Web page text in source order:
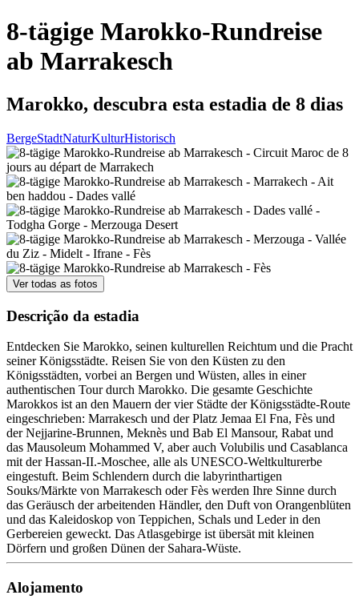
8-tägige Marokko-Rundreise
ab Marrakesch
Marokko, descubra esta estadia de 8 dias
BergeStadtNaturKulturHistorisch
Ver todas as fotos
Descrição da estadia
Entdecken Sie Marokko, seinen kulturellen Reichtum und die Pracht
seiner Königsstädte. Reisen Sie von den Küsten zu den
Königsstädten, vorbei an Bergen und Wüsten, alles in einer
authentischen Tour durch Marokko. Die gesamte Geschichte
Marokkos ist an den Mauern der vier Städte der Königsstädte-Route
eingeschrieben: Marrakesch und der Platz Jemaa El Fna, Fès und
der Nejjarine-Brunnen, Meknès und Bab El Mansour, Rabat und
das Mausoleum Mohammed V, aber auch Volubilis und Casablanca
mit der Hassan-II.-Moschee, alle als UNESCO-Weltkulturerbe
eingestuft. Beim Schlendern durch die labyrinthartigen
Souks/Märkte von Marrakesch oder Fès werden Ihre Sinne durch
das Geräusch der arbeitenden Händler, den Duft von Orangenblüten
und das Kaleidoskop von Teppichen, Schals und Leder in den
Gerbereien geweckt. Das Atlasgebirge ist übersät mit kleinen
Dörfern und großen Dünen der Sahara-Wüste.
Alojamento